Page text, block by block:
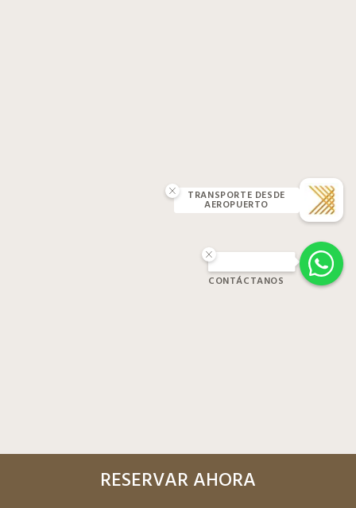
RESERVAR AHORA
CONTÁCTANOS
TRANSPORTE DESDE
AEROPUERTO